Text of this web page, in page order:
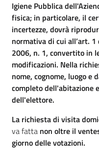
Igiene Pubblica
fisica; in particolare, il
incertezze, dovrà
normativa di cui all’art.
2006, n. 1, convertito in
modificazioni. Nella
nome, cognome, luogo e
completo dell'abitazione
dell'elettore.
La richiesta di visita
va fatta non oltre il
giorno delle votazioni.